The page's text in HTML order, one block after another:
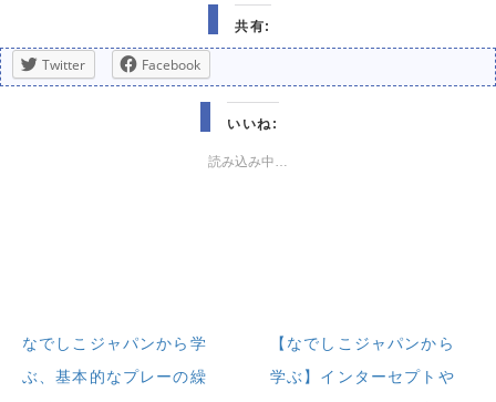
共有:
Twitter Facebook
いいね:
読み込み中…
なでしこジャパンから学
ぶ、基本的なプレーの繰
【なでしこジャパンから
学ぶ】インターセプトや